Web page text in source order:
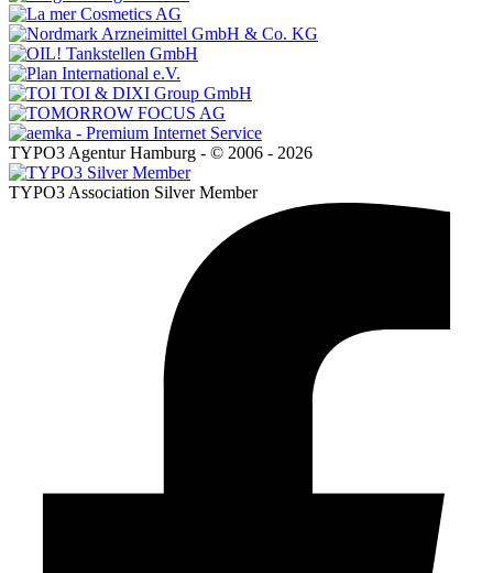
TYPO3 Agentur Hamburg - © 2006 - 2026
TYPO3 Association Silver Member